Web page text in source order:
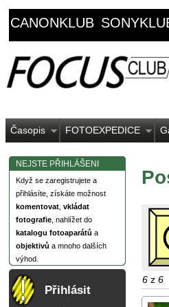
CANONKLUB
Časopis FOTOEXPEDICE
NEJSTE PŘIHLÁŠENI
Když se zaregistrujete a
přihlásíte, získáte možnost
komentovat vkládat
fotografie , nahlížet do
katalogu fotoaparátů a
objektivů a mnoho dalších
výhod.
Přihlásit
6 z 6